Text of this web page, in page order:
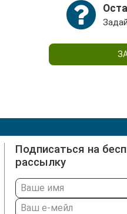
Подписаться на
рассылку